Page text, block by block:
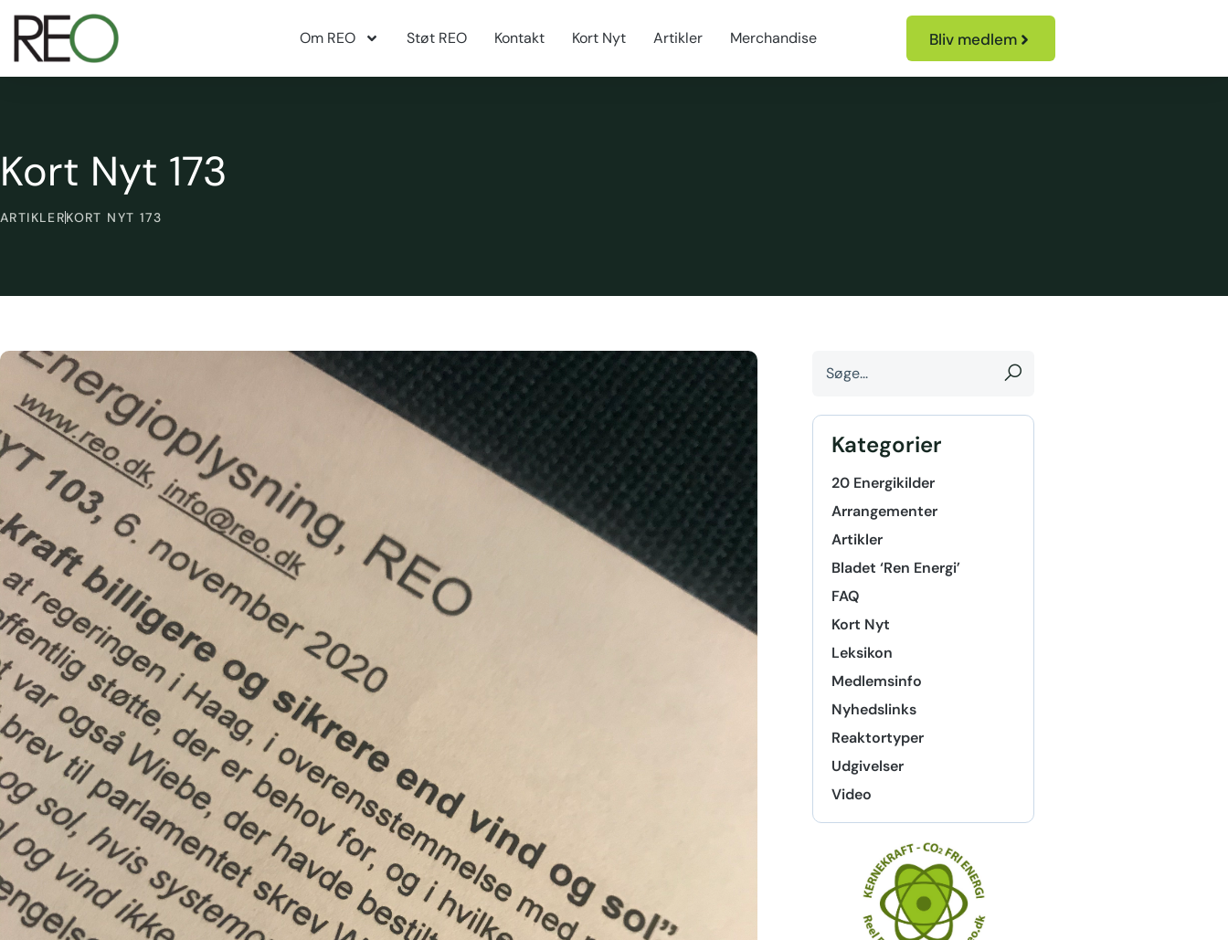
Om REO Støt REO Kontakt Kort Nyt Artikler Merchandise Bliv medlem
Kort Nyt 173
ARTIKLERKORT NYT 173
Kategorier
20 Energikilder
Arrangementer
Artikler
Bladet ‘Ren Energi’
FAQ
Kort Nyt
Leksikon
Medlemsinfo
Nyhedslinks
Reaktortyper
Udgivelser
Video